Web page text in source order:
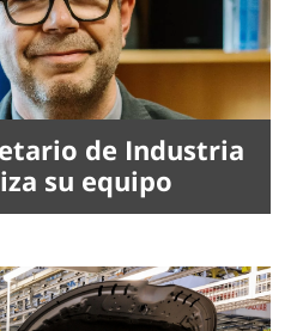
de Industria
su equipo